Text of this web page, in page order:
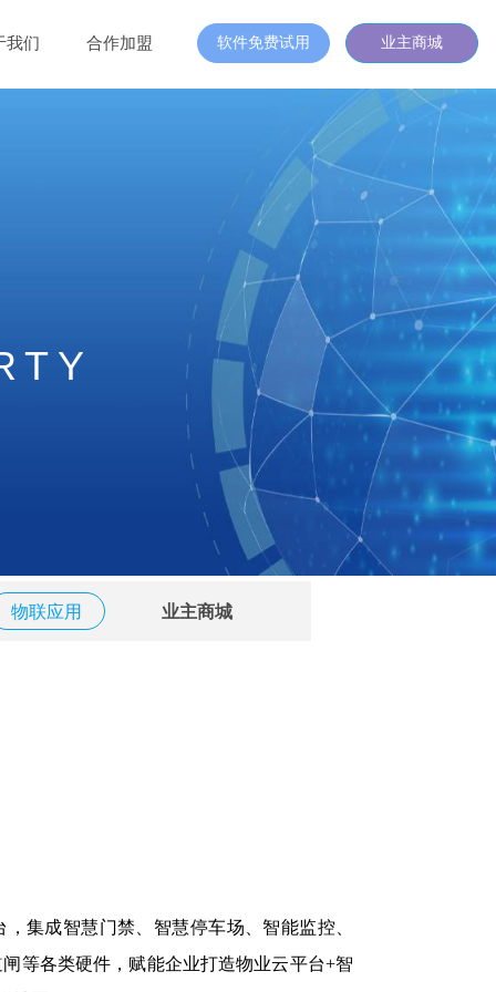
我们 合作加盟 软件免费试用 业主商城
集成智慧门禁、智慧停车场、智能监控、
等各类硬件， 赋能企业打造物业云平台+智
物联应用 业主商城